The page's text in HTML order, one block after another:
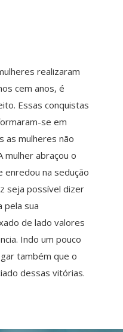
realizaram
cem anos, é
Essas conquistas
se em
as mulheres não
mulher abraçou o
enredou na sedução
seja possível dizer
pela sua
de lado valores
Indo um pouco
também que o
dessas vitórias.